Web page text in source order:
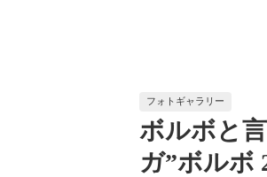
フォトギャラリー
ボルボと
ガ”ボルボ